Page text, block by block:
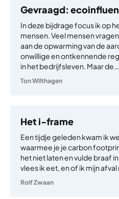
Gevraagd:
In deze bijdrage focus ik op
mensen. Veel mensen
aan de opwarming van de
onwillige en ontkennende
in het bedrijfsleven. Maar de…
Ton Wilthagen
Het i-frame
Een tijdje geleden kwam ik
waarmee je je carbon
het niet laten en vulde braaf
vlees ik eet, en of ik mijn afval
Rolf Zwaan